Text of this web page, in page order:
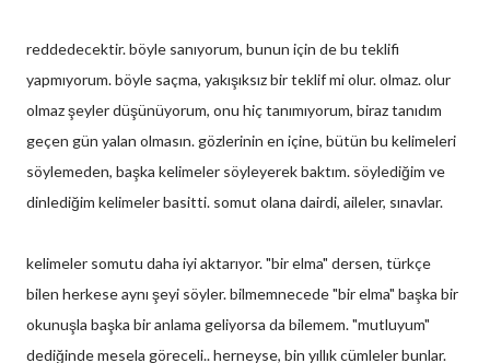
reddedecektir. böyle sanıyorum, bunun için de bu teklifi
yapmıyorum. böyle saçma, yakışıksız bir teklif mi olur. olmaz. olur
olmaz şeyler düşünüyorum, onu hiç tanımıyorum, biraz tanıdım
geçen gün yalan olmasın. gözlerinin en içine, bütün bu kelimeleri
söylemeden, başka kelimeler söyleyerek baktım. söylediğim ve
dinlediğim kelimeler basitti. somut olana dairdi, aileler, sınavlar.
kelimeler somutu daha iyi aktarıyor. "bir elma" dersen, türkçe
bilen herkese aynı şeyi söyler. bilmemnecede "bir elma" başka bir
okunuşla başka bir anlama geliyorsa da bilemem. "mutluyum"
dediğinde mesela göreceli.. herneyse, bin yıllık cümleler bunlar.